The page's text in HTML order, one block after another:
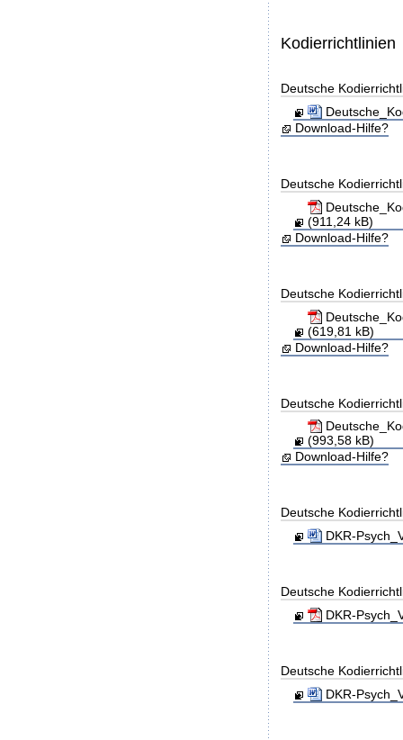
Kodierrichtlinien
Deutsche
Download-Hilfe?
Deutsche
(911,24 kB)
Download-Hilfe?
Deutsche
(619,81 kB)
Download-Hilfe?
Deutsche
(993,58 kB)
Download-Hilfe?
Deutsche
DKR-
Deutsche
DKR-
Deutsche
DKR-